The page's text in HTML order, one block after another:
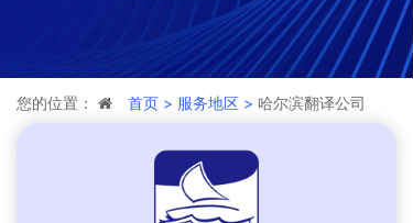
您的位置： 首页 > 服务地区 > 哈尔滨翻译公司